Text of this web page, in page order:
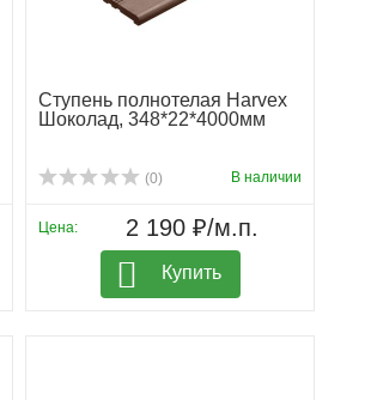
Ступень полнотелая Harvex
Шоколад, 348*22*4000мм
(0) В наличии
Цена: 2 190 ₽/м.п.
Купить